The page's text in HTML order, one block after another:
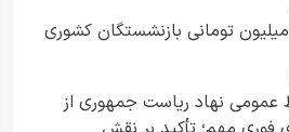
آغاز ثبت‌نام وام ۷۵ میلیون تومانی بازنشستگان کشوری
عمومی نهاد ریاست جمهوری از